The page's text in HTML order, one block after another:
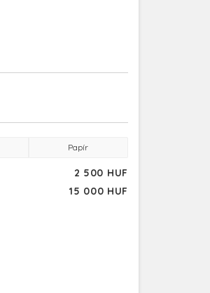
Papír
2 500 HUF
15 000 HUF